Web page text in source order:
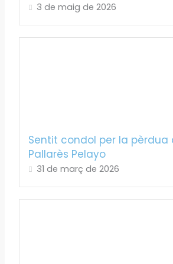
3 de maig de 2026
Sentit condol per la pèrdua
Pallarès Pelayo
31 de març de 2026